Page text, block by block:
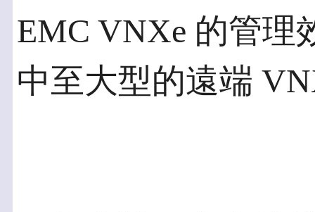
EMC VNXe 的管理
中至大型的遠端